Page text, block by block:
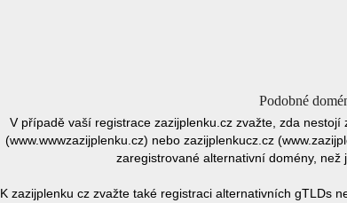
Podobné
V případě vaší registrace zazijplenku.cz zvažte, zda
(www.wwwzazijplenku.cz) nebo zazijplenkucz.cz
zaregistrované alternativní domény, než
K zazijplenku cz zvažte také registraci alternativních gTLDs